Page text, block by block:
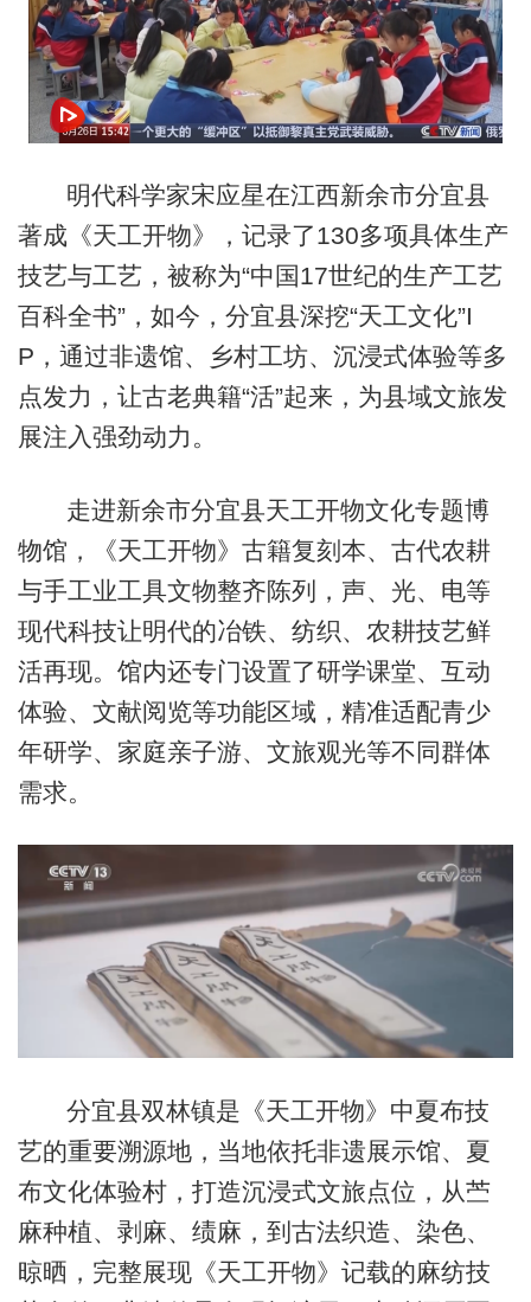
明代科学家宋应星在江西新余市分宜县
著成《天工开物》，记录了130多项具体生产
技艺与工艺，被称为“中国17世纪的生产工艺
百科全书”，如今，分宜县深挖“天工文化”I
P，通过非遗馆、乡村工坊、沉浸式体验等多
点发力，让古老典籍“活”起来，为县域文旅发
展注入强劲动力。
走进新余市分宜县天工开物文化专题博
物馆，《天工开物》古籍复刻本、古代农耕
与手工业工具文物整齐陈列，声、光、电等
现代科技让明代的冶铁、纺织、农耕技艺鲜
活再现。馆内还专门设置了研学课堂、互动
体验、文献阅览等功能区域，精准适配青少
年研学、家庭亲子游、文旅观光等不同群体
需求。
分宜县双林镇是《天工开物》中夏布技
艺的重要溯源地，当地依托非遗展示馆、夏
布文化体验村，打造沉浸式文旅点位，从苎
麻种植、剥麻、绩麻，到古法织造、染色、
晾晒，完整展现《天工开物》记载的麻纺技